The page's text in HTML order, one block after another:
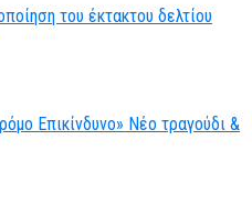
του έκτακτου δελτίου
Επικίνδυνο» Νέο τραγούδι &